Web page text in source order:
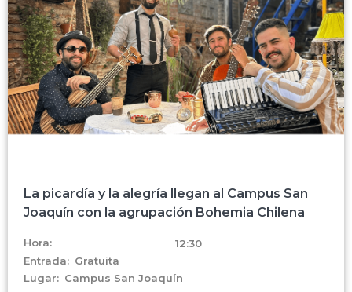
La picardía y la alegría llegan al Campus San
Joaquín con la agrupación Bohemia Chilena
Hora:
12:30
Entrada: Gratuita
Lugar: Campus San Joaquín